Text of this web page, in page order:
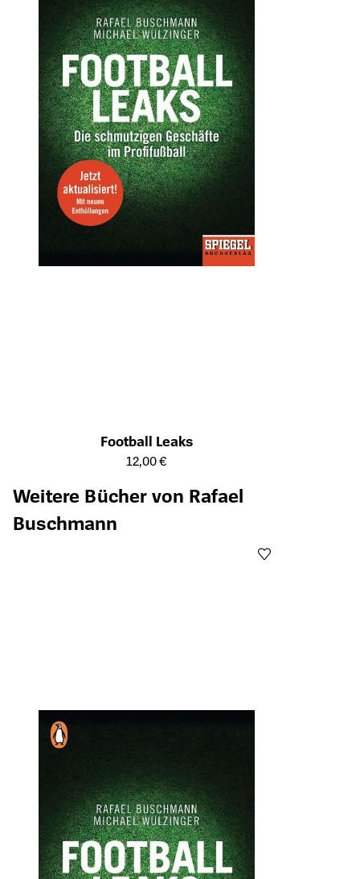
Football Leaks
Öffnet die Detailseite des Produkts
12,00 €
Weitere Bücher von Rafael
Buschmann